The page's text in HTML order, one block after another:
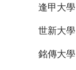
逢甲大學
世新大學
銘傳大學